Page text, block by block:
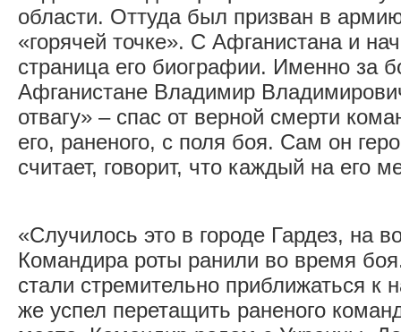
области. Оттуда был призван в
«горячей точке». С Афганистана и
страница его биографии. Именно за
Афганистане Владимир
отвагу» – спас от верной смерти
его, раненого, с поля боя. Сам он
считает, говорит, что каждый на его
«Случилось это в городе Гардез, на
Командира роты ранили во время
стали стремительно приближаться к
же успел перетащить раненого